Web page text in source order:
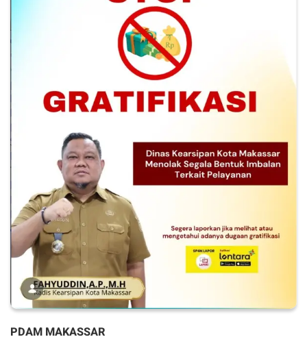
PDAM MAKASSAR